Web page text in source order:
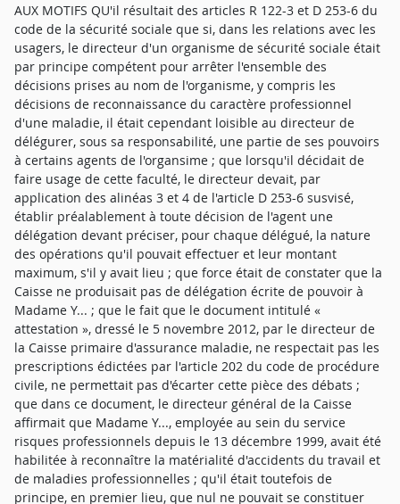
AUX MOTIFS QU'il résultait des articles R 122-3 et D 253-6 du
code de la sécurité sociale que si, dans les relations avec les
usagers, le directeur d'un organisme de sécurité sociale était
par principe compétent pour arrêter l'ensemble des
décisions prises au nom de l'organisme, y compris les
décisions de reconnaissance du caractère professionnel
d'une maladie, il était cependant loisible au directeur de
délégurer, sous sa responsabilité, une partie de ses pouvoirs
à certains agents de l'organsime ; que lorsqu'il décidait de
faire usage de cette faculté, le directeur devait, par
application des alinéas 3 et 4 de l'article D 253-6 susvisé,
établir préalablement à toute décision de l'agent une
délégation devant préciser, pour chaque délégué, la nature
des opérations qu'il pouvait effectuer et leur montant
maximum, s'il y avait lieu ; que force était de constater que la
Caisse ne produisait pas de délégation écrite de pouvoir à
Madame Y... ; que le fait que le document intitulé «
attestation », dressé le 5 novembre 2012, par le directeur de
la Caisse primaire d'assurance maladie, ne respectait pas les
prescriptions édictées par l'article 202 du code de procédure
civile, ne permettait pas d'écarter cette pièce des débats ;
que dans ce document, le directeur général de la Caisse
affirmait que Madame Y..., employée au sein du service
risques professionnels depuis le 13 décembre 1999, avait été
habilitée à reconnaître la matérialité d'accidents du travail et
de maladies professionnelles ; qu'il était toutefois de
principe, en premier lieu, que nul ne pouvait se constituer